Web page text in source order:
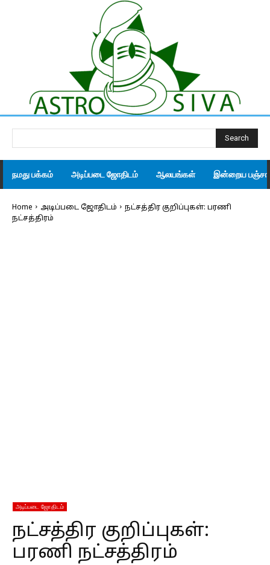
Search
நமது பக்கம் அடிப்படை ஜோதிடம் ஆலயங்கள் இன்றைய
Home அடிப்படை ஜோதிடம்
நட்சத்திர குறிப்புகள்: பரணி
நட்சத்திரம்
அடிப்படை ஜோதிடம்
நட்சத்திர குறிப்புகள்:
பரணி நட்சத்திரம்